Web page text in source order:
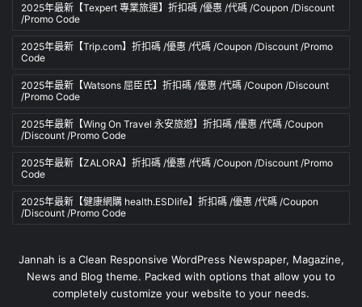
2025年最新【Texpert 專業旅運】折扣碼 /優惠 /代碼 /Coupon /Discount
/Promo Code
2025年最新【Trip.com】折扣碼 /優惠 /代碼 /Coupon /Discount /Promo
Code
2025年最新【Watsons 屈臣氏】折扣碼 /優惠 /代碼 /Coupon /Discount
/Promo Code
2025年最新【Wing On Travel 永安旅遊】折扣碼 /優惠 /代碼 /Coupon
/Discount /Promo Code
2025年最新【ZALORA】折扣碼 /優惠 /代碼 /Coupon /Discount /Promo
Code
2025年最新【健康網購 health.ESDlife】折扣碼 /優惠 /代碼 /Coupon
/Discount /Promo Code
Jannah is a Clean Responsive WordPress Newspaper, Magazine,
News and Blog theme. Packed with options that allow you to
completely customize your website to your needs.